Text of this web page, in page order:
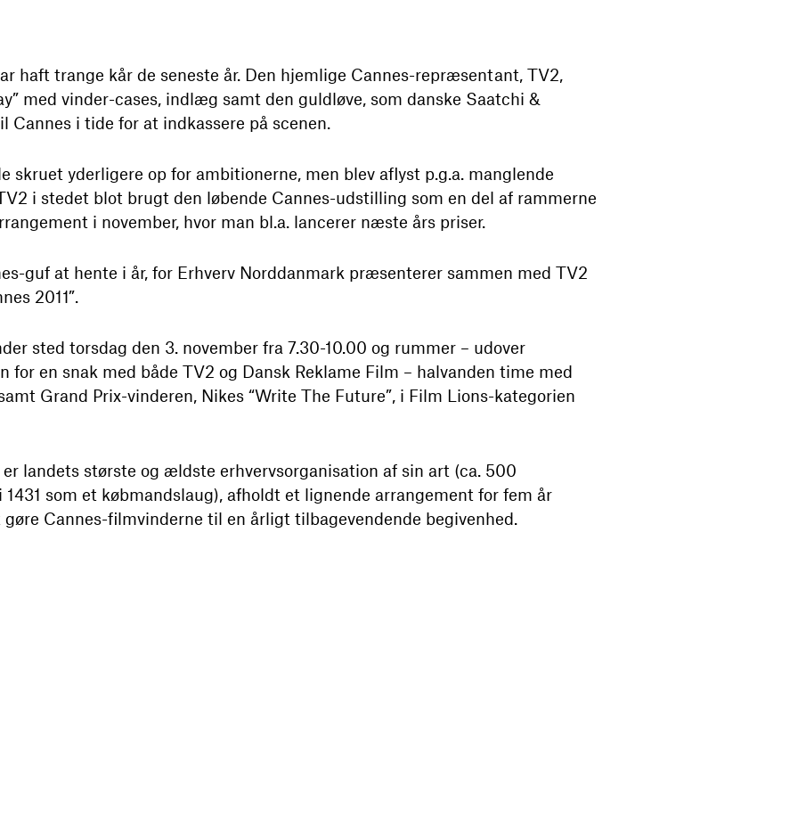
haft trange kår de seneste år. Den hjemlige Cannes-repræsentant, TV2,
med vinder-cases, indlæg samt den guldløve, som danske Saatchi &
Cannes i tide for at indkassere på scenen.
skruet yderligere op for ambitionerne, men blev aflyst p.g.a. manglende
i stedet blot brugt den løbende Cannes-udstilling som en del af rammerne
i november, hvor man bl.a. lancerer næste års priser.
guf at hente i år, for Erhverv Norddanmark præsenterer sammen med TV2
2011”.
sted torsdag den 3. november fra 7.30-10.00 og rummer – udover
for en snak med både TV2 og Dansk Reklame Film – halvanden time med
Grand Prix-vinderen, Nikes “Write The Future”, i Film Lions-kategorien
landets største og ældste erhvervsorganisation af sin art (ca. 500
som et købmandslaug), afholdt et lignende arrangement for fem år
Cannes-filmvinderne til en årligt tilbagevendende begivenhed.